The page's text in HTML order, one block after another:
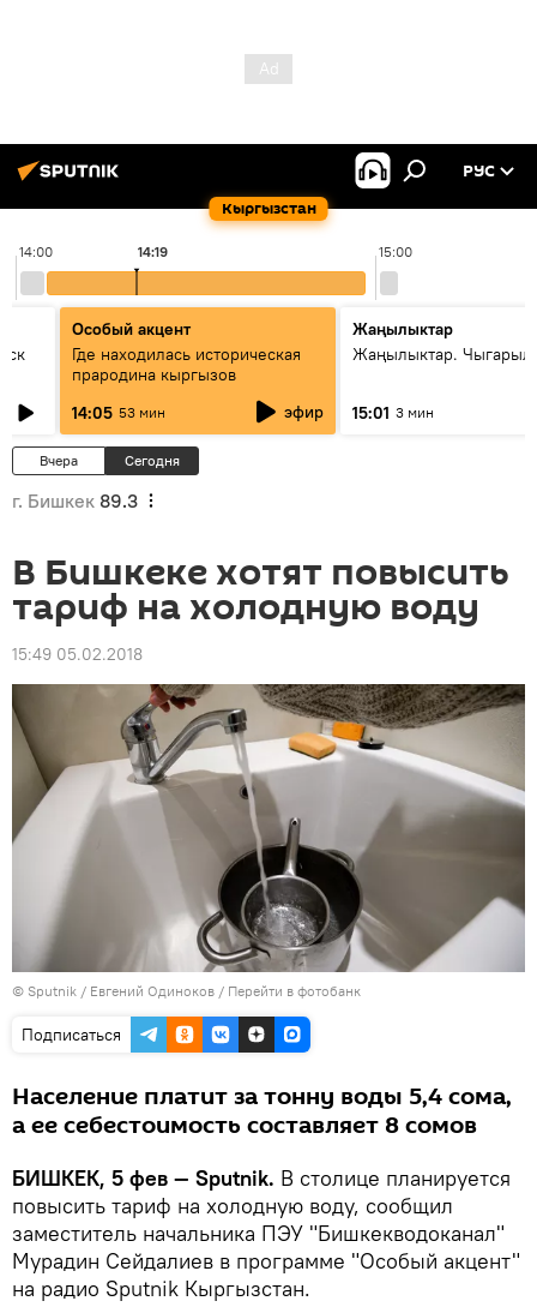
Кыргызстан
РУС
14:00 15:00
14:19
Особый акцент
Где находилась историческая
прародина кыргызов
14:05 53 мин эфир
Жаңылыктар
Жаңылыктар.
15:01 3 мин
Вчера Сегодня
г. Бишкек 89.3
В Бишкеке хотят повысить
тариф на холодную воду
15:49 05.02.2018
© Sputnik / Евгений Одиноков / Перейти в фотобанк
Подписаться
Население платит за тонну воды 5,4 сома,
а ее себестоимость составляет 8 сомов
БИШКЕК, 5 фев — Sputnik. В столице планируется
повысить тариф на холодную воду, сообщил
заместитель начальника ПЭУ "Бишкекводоканал"
Мурадин Сейдалиев в программе "Особый акцент"
на радио Sputnik Кыргызстан.